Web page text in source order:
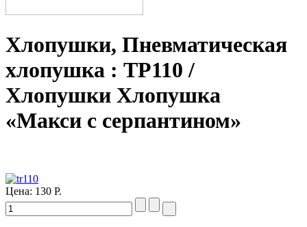
Хлопушки, Пневматическая
хлопушка : ТР110 /
Хлопушки Хлопушка
«Макси с серпантином»
Цена: 130 Р.